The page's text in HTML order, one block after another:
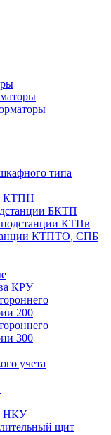
типа
КТПН
БКТП
подстанции КТПв
КТПТО, СПБ
КРУ
200
300
учета
НКУ
щит